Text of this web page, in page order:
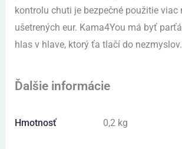
kontrolu chuti je bezpečné použitie viac
ušetrených eur. Kama4You má byť
hlas v hlave, ktorý ťa tlačí do nezmyslov.
Ďalšie informácie
Hmotnosť 0,2 kg